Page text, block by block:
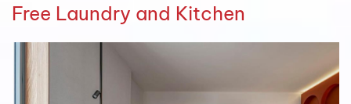
Free Laundry and Kitchen